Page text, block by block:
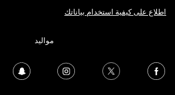
اطلاع على كيفية استخدام بياناتك
مواليد